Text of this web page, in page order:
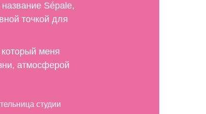
Sépale,
точкой для
меня
атмосферой
студии